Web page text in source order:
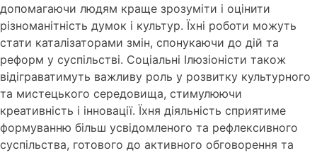
допомагаючи людям краще зрозуміти і оцінити
різноманітність думок і культур. Їхні роботи можуть
стати каталізаторами змін, спонукаючи до дій та
реформ у суспільстві. Соціальні Ілюзіоністи також
відіграватимуть важливу роль у розвитку культурного
та мистецького середовища, стимулюючи
креативність і інновації. Їхня діяльність сприятиме
формуванню більш усвідомленого та рефлексивного
суспільства, готового до активного обговорення та